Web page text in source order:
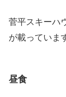
菅平スキーハ
が載っていま
昼食